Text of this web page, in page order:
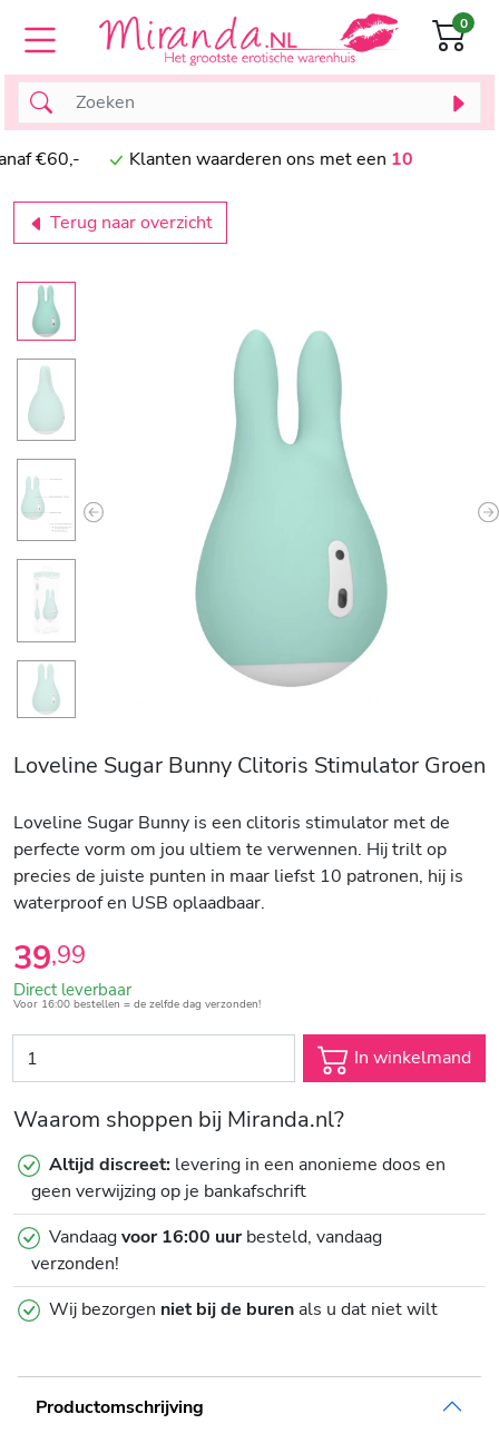
€60,- Klanten waarderen ons met een 10
0
Terug naar overzicht
Previous
Loveline Sugar Bunny Clitoris Stimulator Groen
Loveline Sugar Bunny is een clitoris stimulator met de
perfecte vorm om jou ultiem te verwennen. Hij trilt op
precies de juiste punten in maar liefst 10 patronen, hij is
waterproof en USB oplaadbaar.
39,99
Direct leverbaar
Voor 16:00 bestellen = de zelfde dag verzonden!
In winkelmand
Waarom shoppen bij Miranda.nl?
Altijd discreet: levering in een anonieme doos en
geen verwijzing op je bankafschrift
Vandaagvoor 16:00 uurbesteld, vandaag
verzonden!
Wij bezorgen niet bij de burenals u dat niet wilt
Productomschrijving